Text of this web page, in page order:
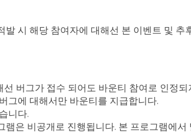
시 해당 참여자에 대해선 본 이벤트 및
버그가 접수 되어도 바운티 참여로 인정되
에 대해서만 바운티를 지급합니다.
니다.
은 비공개로 진행됩니다. 본 프로그램에